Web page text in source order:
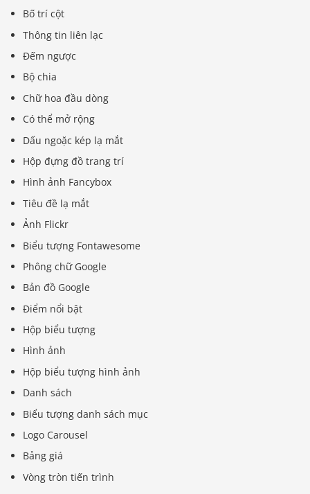
Bố trí cột
Thông tin liên lạc
Đếm ngược
Bộ chia
Chữ hoa đầu dòng
Có thể mở rộng
Dấu ngoặc kép lạ mắt
Hộp đựng đồ trang trí
Hình ảnh Fancybox
Tiêu đề lạ mắt
Ảnh Flickr
Biểu tượng Fontawesome
Phông chữ Google
Bản đồ Google
Điểm nổi bật
Hộp biểu tượng
Hình ảnh
Hộp biểu tượng hình ảnh
Danh sách
Biểu tượng danh sách mục
Logo Carousel
Bảng giá
Vòng tròn tiến trình